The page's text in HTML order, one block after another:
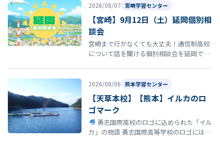
2026/08/07 宮崎学習センター
【宮崎】9月12日（土）延岡個別相
談会
宮崎まで行かなくても大丈夫！通信制高校
について話を聞ける個別相談会を延岡で開
2026/08/06 熊本学習センター
【天草本校】【熊本】イルカのロ
ゴマーク
勇志国際高校のロゴに込められた「イル
カ」の物語 勇志国際高等学校のロゴには、